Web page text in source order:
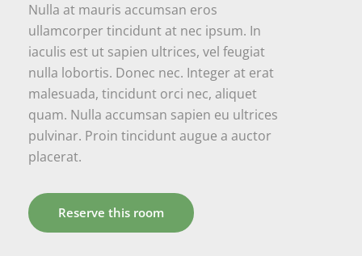
Nulla at mauris accumsan eros
ullamcorper tincidunt at nec ipsum. In
iaculis est ut sapien ultrices, vel feugiat
nulla lobortis. Donec nec. Integer at erat
malesuada, tincidunt orci nec, aliquet
quam. Nulla accumsan sapien eu ultrices
pulvinar. Proin tincidunt augue a auctor
placerat.
Reserve this room